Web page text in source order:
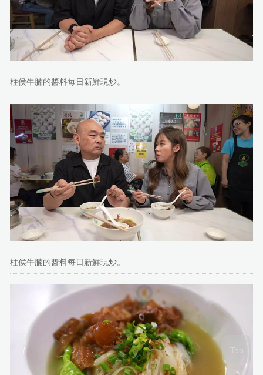
柱侯牛腩的醬料每日新鮮現炒。
柱侯牛腩的醬料每日新鮮現炒。